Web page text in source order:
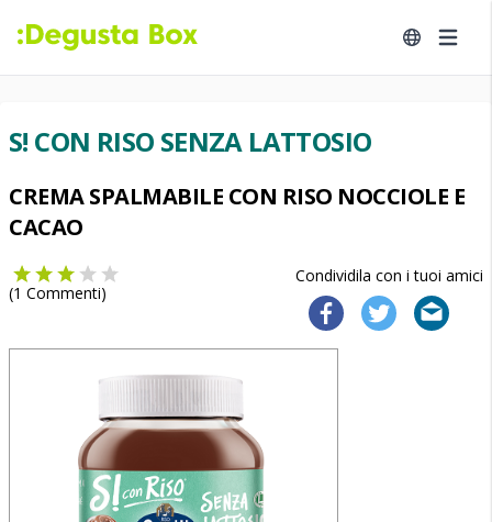
S! CON RISO SENZA LATTOSIO
CREMA SPALMABILE CON RISO NOCCIOLE E
CACAO
Condividila con i tuoi amici
(1 Commenti)